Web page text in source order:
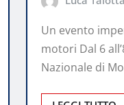
Un evento
motori Dal 6
Nazionale di